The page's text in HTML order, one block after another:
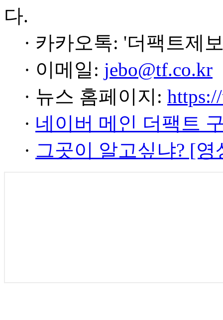
다.
· 카카오톡: '더팩트제
· 이메일: jebo@tf.co.kr
· 뉴스 홈페이지:
· 네이버 메인 더팩트
· 그곳이 알고싶냐? [